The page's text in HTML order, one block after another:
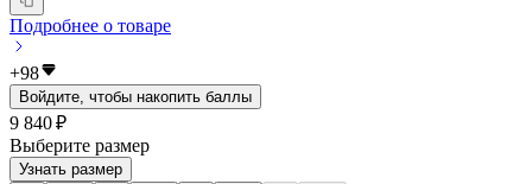
Подробнее о товаре
+98
Войдите, чтобы накопить баллы
9 840 ₽
Выберите размер
Узнать размер